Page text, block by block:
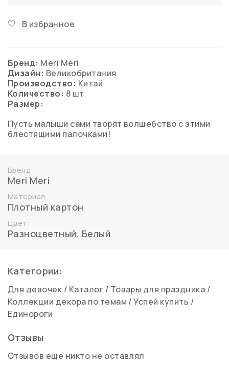
В избранное
Бренд: Meri Meri
Дизайн: Великобритания
Производство: Китай
Количество: 8 шт
Размер:
Пусть малыши сами творят волшебство с этими
блестящими палочками!
Бренд
Meri Meri
Материал
Плотный картон
Цвет
Разноцветный, Белый
Категории:
Для девочек / Каталог / Товары для праздника /
Коллекции декора по темам /Успей купить /
Единороги
Отзывы
Отзывов еще никто не оставлял